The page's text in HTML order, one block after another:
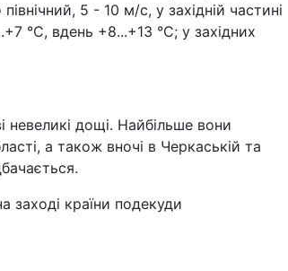
5 - 10 м/с, у західній частині
°С, вдень +8...+13 °С; у західних
невеликі дощі. Найбільше вони
а також вночі в Черкаській та
заході країни подекуди